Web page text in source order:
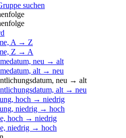
suchen
A → Z
Z → A
neu → alt
alt → neu
neu → alt
alt → neu
hoch → niedrig
niedrig → hoch
hoch → niedrig
niedrig → hoch